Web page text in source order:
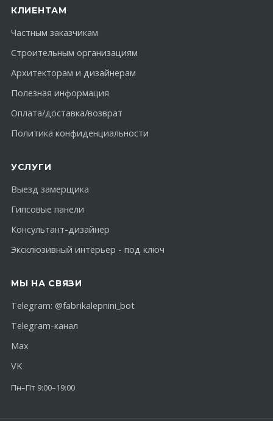
КЛИЕНТАМ
Частным заказчикам
Строительным организациям
Архитекторам и дизайнерам
Полезная информация
Оплата/доставка/возврат
Политика конфиденциальности
УСЛУГИ
Выезд замерщика
Гипсовые панели
Консультант-дизайнер
Эксклюзивный интерьер - под ключ
МЫ НА СВЯЗИ
Telegram: @fabrikalepnini_bot
Telegram-канал
Max
VK
Пн–Пт 9:00–19:00